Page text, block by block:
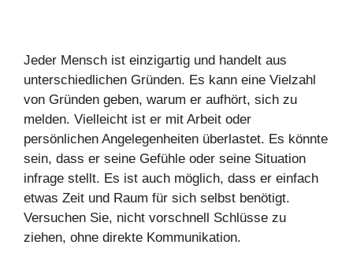
Jeder Mensch ist einzigartig und handelt aus
unterschiedlichen Gründen. Es kann eine Vielzahl
von Gründen geben, warum er aufhört, sich zu
melden. Vielleicht ist er mit Arbeit oder
persönlichen Angelegenheiten überlastet. Es könnte
sein, dass er seine Gefühle oder seine Situation
infrage stellt. Es ist auch möglich, dass er einfach
etwas Zeit und Raum für sich selbst benötigt.
Versuchen Sie, nicht vorschnell Schlüsse zu
ziehen, ohne direkte Kommunikation.